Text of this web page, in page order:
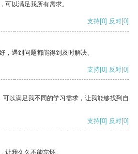
可以满足我所有需求。
支持[0] 反对[0]
，遇到问题都能得到及时解决。
支持[0] 反对[0]
以满足我不同的学习需求，让我能够找到自
支持[0] 反对[0]
让我久久不能忘怀。